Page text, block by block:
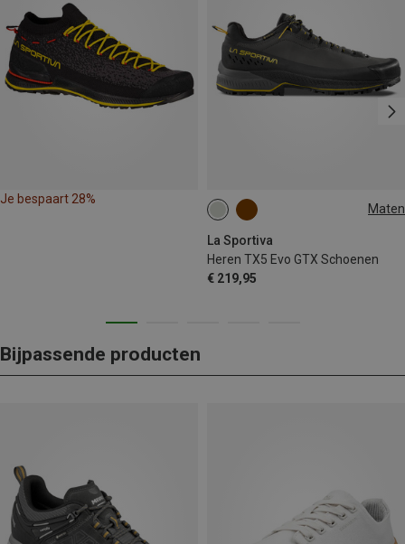
Je bespaart 28%
Maten
La Sportiva
Heren TX5 Evo GTX Schoenen
€ 219,95
44 46
Bijpassende producten